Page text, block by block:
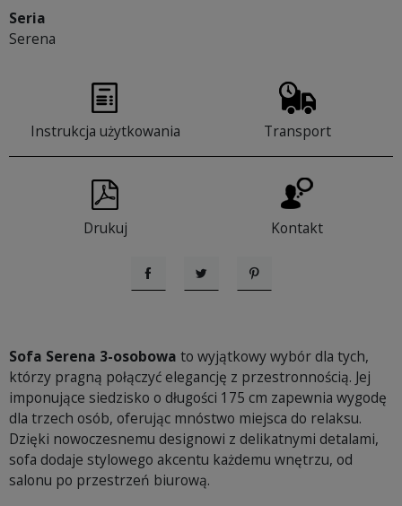
Seria
Serena
Instrukcja użytkowania Transport
Drukuj Kontakt
UdostępnijTweetujPinterest
Sofa Serena 3-osobowa to wyjątkowy wybór dla tych,
którzy pragną połączyć elegancję z przestronnością. Jej
imponujące siedzisko o długości 175 cm zapewnia wygodę
dla trzech osób, oferując mnóstwo miejsca do relaksu.
Dzięki nowoczesnemu designowi z delikatnymi detalami,
sofa dodaje stylowego akcentu każdemu wnętrzu, od
salonu po przestrzeń biurową.